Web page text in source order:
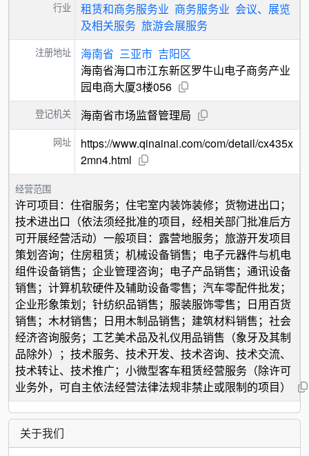
行业 租赁和商务服务业 商务服务业 会议、展览
及相关服务 旅游会展服务
注册地址 海南省 三亚市 吉阳区
海南省海口市江东新区罗牛山电子商务产业
园电商大厦3楼056
登记机关 海南省市场监督管理局
网址
https://www.qinainai.com/com/detail/cx435x
2mn4.html
经营范围
许可项目：住宿服务；住宅室内装饰装修；货物进出口；
技术进出口（依法须经批准的项目，经相关部门批准后方
可开展经营活动）一般项目：露营地服务；旅游开发项目
策划咨询；住房租赁；机械设备销售；电子元器件与机电
组件设备销售；企业管理咨询；电子产品销售；通讯设备
销售；计算机软硬件及辅助设备零售；汽车零配件批发；
企业形象策划；针纺织品销售；服装服饰零售；日用百货
销售；木材销售；日用木制品销售；建筑材料销售；社会
经济咨询服务；工艺美术品及礼仪用品销售（象牙及其制
品除外）；技术服务、技术开发、技术咨询、技术交流、
技术转让、技术推广；小微型客车租赁经营服务（除许可
业务外，可自主依法经营法律法规非禁止或限制的项目）
关于我们